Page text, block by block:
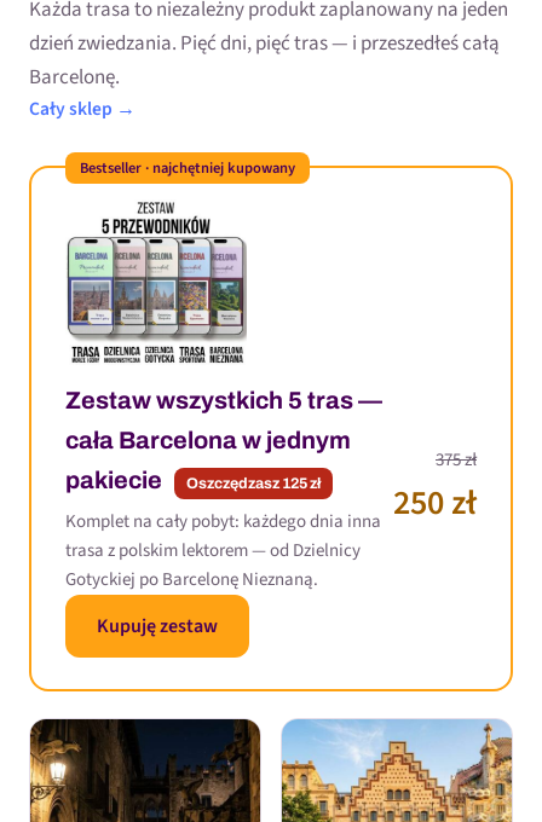
Każda trasa to niezależny produkt zaplanowany na jeden
dzień zwiedzania. Pięć dni, pięć tras — i przeszedłeś całą
Barcelonę.
Cały sklep →
Bestseller · najchętniej kupowany
Zestaw wszystkich 5 tras —
cała Barcelona w jednym
pakiecie
Oszczędzasz 125 zł
Komplet na cały pobyt: każdego dnia inna
trasa z polskim lektorem — od Dzielnicy
Gotyckiej po Barcelonę Nieznaną.
375 zł
250 zł
Kupuję zestaw